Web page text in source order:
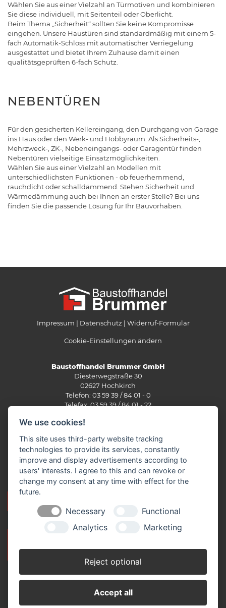
Wählen Sie aus einer Vielzahl an Türmotiven und kombinieren
Sie diese individuell, mit Seitenteil oder Oberlicht.
Beim Thema „Sicherheit“ sollten Sie keine Kompromisse
eingehen. Unsere Haustüren sind standardmäßig mit einem 5-
fach Automatik-Schloss mit automatischer Verriegelung
ausgestattet und bietet Ihrem Zuhause damit einen
qualitätsgeprüften 6-fach Schutz.
NEBENTÜREN
Für den gesicherten Kellereingang, den Durchgang von Garage
ins Haus oder den Werk- und Hobbyraum. Als Sicherheits-,
Mehrzweck-, ZK-, Nebeneingangs- oder Garagentür finden
Nebentüren vielseitige Einsatzmöglichkeiten.
Wählen Sie aus einer Vielzahl an Modellen mit
unterschiedlichsten Funktionen - ob feuerhemmend,
rauchdicht oder schalldämmend. Stehen Sicherheit und
Wärmedämmung auch bei Ihnen an erster Stelle? Bei uns
finden Sie die passende Lösung für Ihr Bauvorhaben.
Impressum Datenschutz Widerruf-Formular
Cookie-Einstellungen ändern
Baustoffhandel Brummer GmbH
Diesterwegstraße 30
02627 Hochkirch
Telefon: 03 59 39 / 84 01 - 0
Telefax: 03 59 39 / 84 01 - 22
Montag – Donnerstag: 07.00 – 17.00 Uhr
Freitag: 07.00 – 16.00 Uhr
Samstag: Geschlossen
GEWERBE
We use cookies!
This site uses third-party website tracking
technologies to provide its services, constantly
improve and display advertisements according to
users' interests. I agree to this and can revoke or
change my consent at any time with effect for the
future.
Necessary
Functional
Analytics
Marketing
Reject optional
Accept all